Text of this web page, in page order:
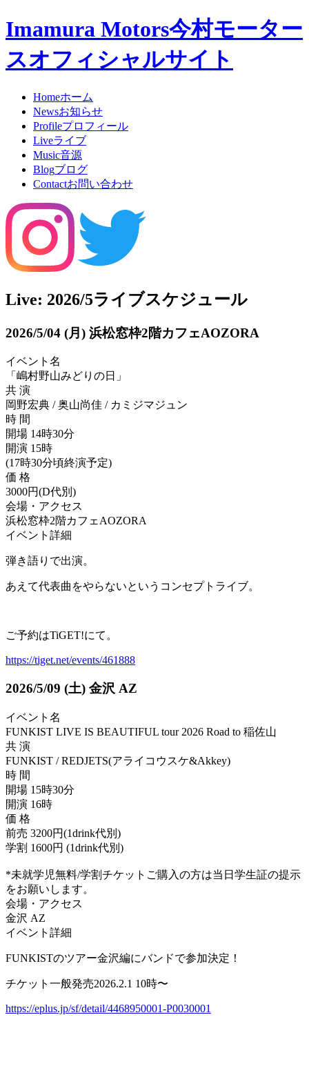
Imamura Motors今村モーター
スオフィシャルサイト
Homeホーム
Newsお知らせ
Profileプロフィール
Liveライブ
Music音源
Blogブログ
Contactお問い合わせ
Live: 2026/5ライブスケジュール
2026/5/04 (月) 浜松窓枠2階カフェAOZORA
イベント名
「嶋村野山みどりの日」
共 演
岡野宏典 / 奥山尚佳 / カミジマジュン
時 間
開場 14時30分
開演 15時
(17時30分頃終演予定)
価 格
3000円(D代別)
会場・アクセス
浜松窓枠2階カフェAOZORA
イベント詳細
弾き語りで出演。
あえて代表曲をやらないというコンセプトライブ。
ご予約はTiGET!にて。
https://tiget.net/events/461888
2026/5/09 (土) 金沢 AZ
イベント名
FUNKIST LIVE IS BEAUTIFUL tour 2026 Road to 稲佐山
共 演
FUNKIST / REDJETS(アライコウスケ&Akkey)
時 間
開場 15時30分
開演 16時
価 格
前売 3200円(1drink代別)
学割 1600円 (1drink代別)
*未就学児無料/学割チケットご購入の方は当日学生証の提示
をお願いします。
会場・アクセス
金沢 AZ
イベント詳細
FUNKISTのツアー金沢編にバンドで参加決定！
チケット一般発売2026.2.1 10時〜
https://eplus.jp/sf/detail/4468950001-P0030001